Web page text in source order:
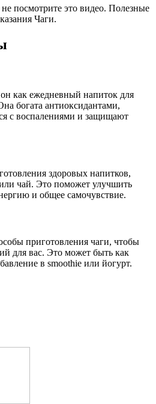
посмотрите это видео. Полезные
Чаги.
как ежедневный напиток для
богата антиоксидантами,
с воспалениями и защищают
здоровых напитков,
чай. Это поможет улучшить
и общее самочувствие.
приготовления чаги, чтобы
для вас. Это может быть как
в smoothie или йогурт.